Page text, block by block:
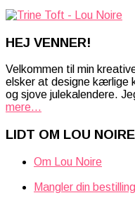
HEJ VENNER!
Velkommen til min
elsker at designe kærlige
og sjove julekalendere.
mere...
LIDT OM LOU NOIRE
Om Lou Noire
Mangler din